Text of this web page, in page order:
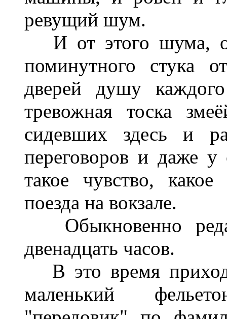
ревущий шум.
И от этого шума,
поминутного стука
дверей душу
тревожная тоска
сидевших здесь и
переговоров и даже
такое чувство,
поезда на вокзале.
Обыкновенно
двенадцать часов.
В это время
маленький